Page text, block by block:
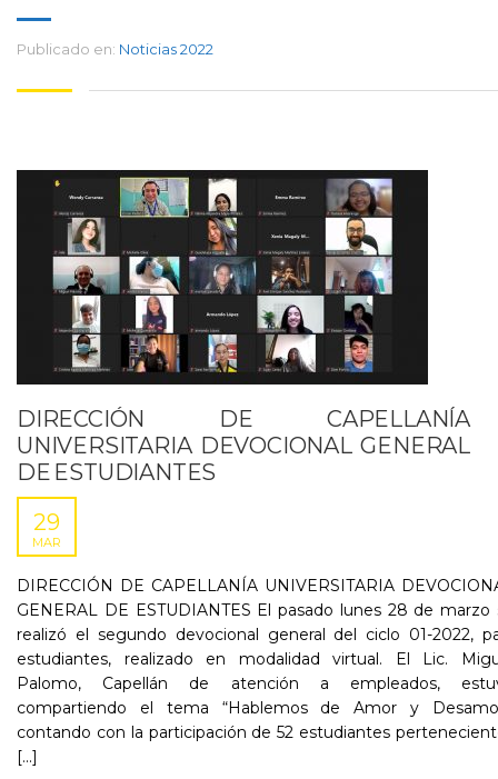
Publicado en: Noticias 2022
DIRECCIÓN DE CAPELLANÍA
UNIVERSITARIA DEVOCIONAL GENERAL
DE ESTUDIANTES
29
MAR
DIRECCIÓN DE CAPELLANÍA UNIVERSITARIA
GENERAL DE ESTUDIANTES El pasado lunes 28 de marzo
realizó el segundo devocional general del ciclo 01-2022,
estudiantes, realizado en modalidad virtual. El Lic.
Palomo, Capellán de atención a empleados,
compartiendo el tema “Hablemos de Amor y
contando con la participación de 52 estudiantes
[...]